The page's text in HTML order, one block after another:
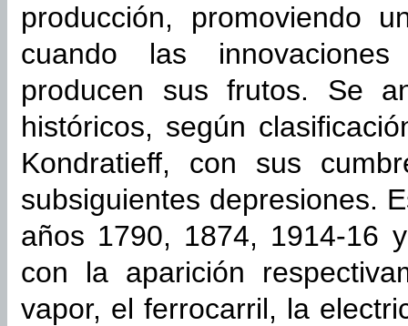
producción, promoviendo
cuando las
producen sus frutos. Se
históricos, según
Kondratieff, con sus
subsiguientes depresiones.
años 1790, 1874, 1914-16
con la aparición
vapor, el ferrocarril, la